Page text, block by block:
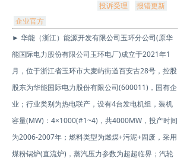
投诉受理
报错更新
企业官方
► 华能（浙江）能源开发有限公司玉环分公司(原华
能国际电力股份有限公司玉环电厂)成立于2021年1
月，位于浙江省玉环市大麦屿街道百安古28号，控股
股东为华能国际电力股份有限公司(600011)，国有企
业；行业类别为热电联产，设有4台发电机组，装机
容量(MW)：4×1000(#1~4)，共4000MW，投产时间
为2006-2007年；燃料类型为燃煤+污泥+固废，采用
煤粉锅炉(直流炉)，蒸汽压力参数为超超临界；汽轮